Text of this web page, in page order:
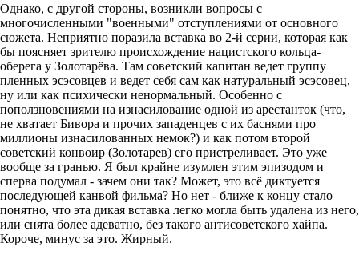
Однако, с другой стороны, возникли вопросы с
многочисленными "военными" отступлениями от основного
сюжета. Неприятно поразила вставка во 2-й серии, которая как
бы поясняет зрителю происхождение нацистского кольца-
оберега у Золотарёва. Там советский капитан ведет группу
пленных эсэсовцев и ведет себя сам как натуральный эсэсовец,
ну или как психически ненормальный. Особенно с
поползновениями на изнасилование одной из арестанток (что,
не хватает Бивора и прочих западенцев с их баснями про
миллионы изнасилованных немок?) и как потом второй
советский конвоир (Золотарев) его пристреливает. Это уже
вообще за гранью. Я был крайне изумлен этим эпизодом и
сперва подумал - зачем они так? Может, это всё диктуется
последующей канвой фильма? Но нет - ближе к концу стало
понятно, что эта дикая вставка легко могла быть удалена из него,
или снята более адеватно, без такого антисоветского хайпа.
Короче, минус за это. Жирный.